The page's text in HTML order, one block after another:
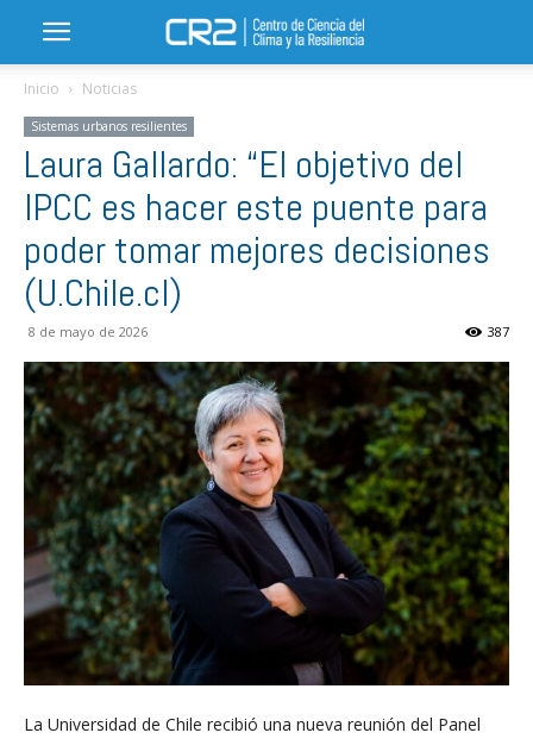
Inicio Noticias
Sistemas urbanos resilientes
Laura Gallardo: “El objetivo del
IPCC es hacer este puente para
poder tomar mejores decisiones
(U.Chile.cl)
8 de mayo de 2026 387
La Universidad de Chile recibió una nueva reunión del Panel